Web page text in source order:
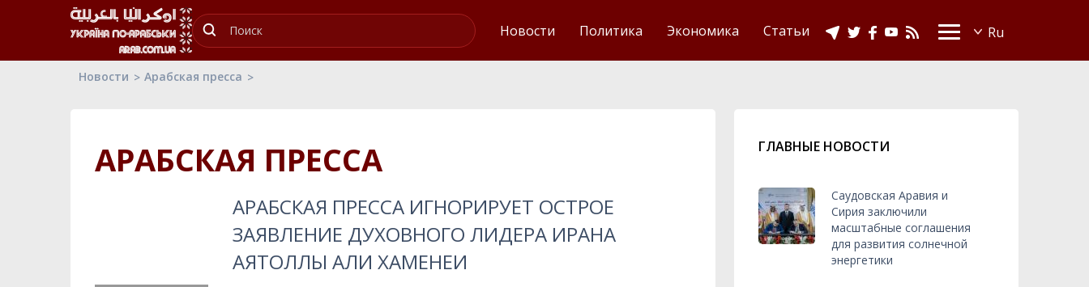
Новости Политика Экономика Статьи
Новости Арабская пресса
АРАБСКАЯ ПРЕССА
АРАБСКАЯ ПРЕССА ИГНОРИРУЕТ ОСТРОЕ
ЗАЯВЛЕНИЕ ДУХОВНОГО ЛИДЕРА ИРАНА
АЯТОЛЛЫ АЛИ ХАМЕНЕИ
ГЛАВНЫЕ НОВОСТИ
Саудовская Аравия и
Сирия заключили
масштабные соглашения
для развития солнечной
энергетики